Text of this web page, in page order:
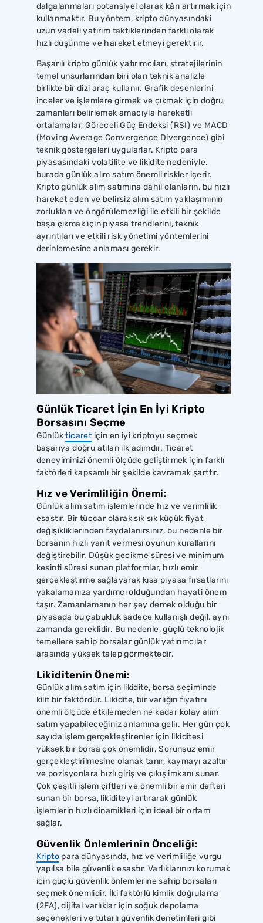
dalgalanmaları potansiyel olarak kârı artırmak için
kullanmaktır. Bu yöntem, kripto dünyasındaki
uzun vadeli yatırım taktiklerinden farklı olarak
hızlı düşünme ve hareket etmeyi gerektirir.
Başarılı kripto günlük yatırımcıları, stratejilerinin
temel unsurlarından biri olan teknik analizle
birlikte bir dizi araç kullanır. Grafik desenlerini
inceler ve işlemlere girmek ve çıkmak için doğru
zamanları belirlemek amacıyla hareketli
ortalamalar, Göreceli Güç Endeksi (RSI) ve MACD
(Moving Average Convergence Divergence) gibi
teknik göstergeleri uygularlar. Kripto para
piyasasındaki volatilite ve likidite nedeniyle,
burada günlük alım satım önemli riskler içerir.
Kripto günlük alım satımına dahil olanların, bu hızlı
hareket eden ve belirsiz alım satım yaklaşımının
zorlukları ve öngörülemezliği ile etkili bir şekilde
başa çıkmak için piyasa trendlerini, teknik
ayrıntıları ve etkili risk yönetimi yöntemlerini
derinlemesine anlaması gerekir.
Günlük Ticaret İçin En İyi Kripto
Borsasını Seçme
Günlükticaretiçin en iyi kriptoyu seçmek
başarıya doğru atılan ilk adımdır. Ticaret
deneyiminizi önemli ölçüde geliştirmek için farklı
faktörleri kapsamlı bir şekilde kavramak şarttır.
Hız ve Verimliliğin Önemi:
Günlük alım satım işlemlerinde hız ve verimlilik
esastır. Bir tüccar olarak sık sık küçük fiyat
değişikliklerinden faydalanırsınız, bu nedenle bir
borsanın hızlı yanıt vermesi oyunun kurallarını
değiştirebilir. Düşük gecikme süresi ve minimum
kesinti süresi sunan platformlar, hızlı emir
gerçekleştirme sağlayarak kısa piyasa fırsatlarını
yakalamanıza yardımcı olduğundan hayati önem
taşır. Zamanlamanın her şey demek olduğu bir
piyasada bu çabukluk sadece kullanışlı değil, aynı
zamanda gereklidir. Bu nedenle, güçlü teknolojik
temellere sahip borsalar günlük yatırımcılar
arasında yüksek talep görmektedir.
Likiditenin Önemi:
Günlük alım satım için likidite, borsa seçiminde
kilit bir faktördür. Likidite, bir varlığın fiyatını
önemli ölçüde etkilemeden ne kadar kolay alım
satım yapabileceğiniz anlamına gelir. Her gün çok
sayıda işlem gerçekleştirenler için likiditesi
yüksek bir borsa çok önemlidir. Sorunsuz emir
gerçekleştirilmesine olanak tanır, kaymayı azaltır
ve pozisyonlara hızlı giriş ve çıkış imkanı sunar.
Çok çeşitli işlem çiftleri ve önemli bir emir defteri
sunan bir borsa, likiditeyi artırarak günlük
işlemlerin hızlı dinamikleri için ideal bir ortam
sağlar.
Güvenlik Önlemlerinin Önceliği:
Kripto para dünyasında, hız ve verimliliğe vurgu
yapılsa bile güvenlik esastır. Varlıklarınızı korumak
için güçlü güvenlik önlemlerine sahip borsaları
seçmek önemlidir. İki faktörlü kimlik doğrulama
(2FA), dijital varlıklar için soğuk depolama
seçenekleri ve tutarlı güvenlik denetimleri gibi